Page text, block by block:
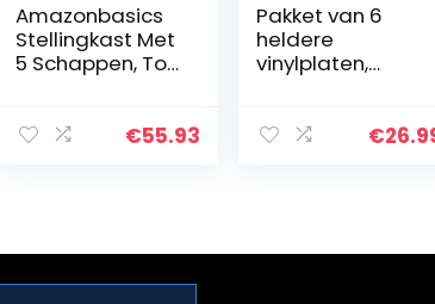
Amazonbasics
Stellingkast Met
5 Schappen, Tot
€55.93
Pakket van 6
heldere
vinylplaten,
g, acryl
in…
€